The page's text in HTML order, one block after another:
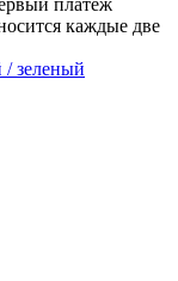
платеж
каждые две
/ зеленый